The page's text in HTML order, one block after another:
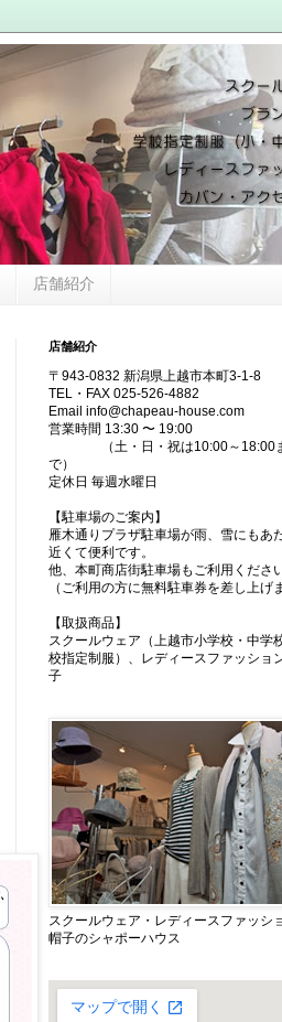
店舗紹介
店舗紹介
〒943-0832 新潟県上越市本町3-1-8
TEL・FAX 025-526-4882
Email info@chapeau-house.com
営業時間 13:30 〜 19:00
（土・日・祝は10:00～18:00
で）
定休日 毎週水曜日
【駐車場のご案内】
雁木通りプラザ駐車場が雨、雪にもあ
近くて便利です。
他、本町商店街駐車場もご利用ください
（ご利用の方に無料駐車券を差し上げ
【取扱商品】
スクールウェア（上越市小学校・中学
校指定制服）、レディースファッショ
子
スクールウェア・レディースファッシ
帽子のシャポーハウス